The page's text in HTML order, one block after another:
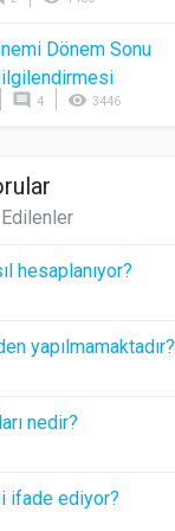
Dönem Sonu
comment 4 visibility 3446
hesaplanıyor?
yapılmamaktadır?
nedir?
ifade ediyor?